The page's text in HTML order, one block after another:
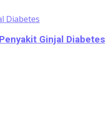
Ginjal Diabetes